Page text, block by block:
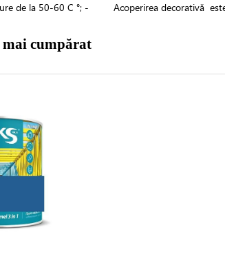
de la 50-60 C °; - Acoperirea decorativă este
cumpărat